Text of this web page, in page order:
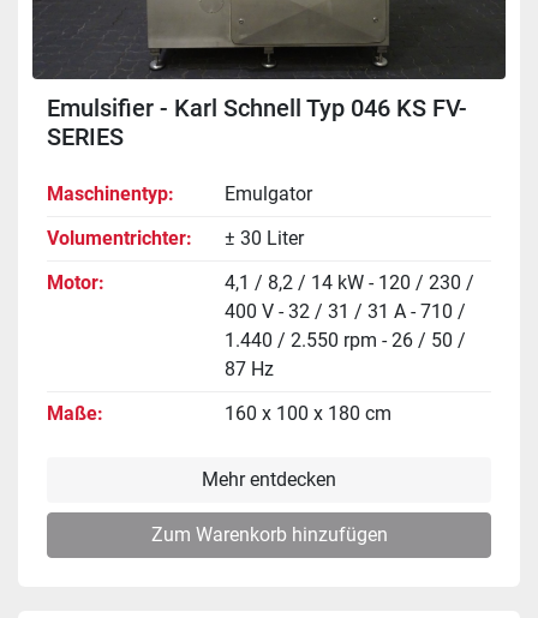
Emulsifier - Karl Schnell Typ 046 KS FV-
SERIES
Maschinentyp
Emulgator
Volumentrichter
± 30 Liter
Motor
4,1 / 8,2 / 14 kW - 120 / 230 /
400 V - 32 / 31 / 31 A - 710 /
1.440 / 2.550 rpm - 26 / 50 /
87 Hz
Maße
160 x 100 x 180 cm
Mehr entdecken
Zum Warenkorb hinzufügen